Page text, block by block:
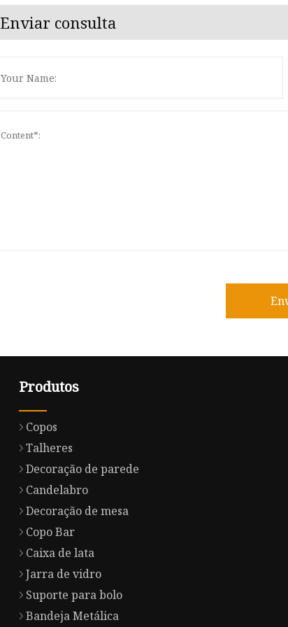
Enviar consulta
Produtos
Copos
Talheres
Decoração de parede
Candelabro
Decoração de mesa
Copo Bar
Caixa de lata
Jarra de vidro
Suporte para bolo
Bandeja Metálica